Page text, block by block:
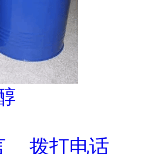
拨打电话